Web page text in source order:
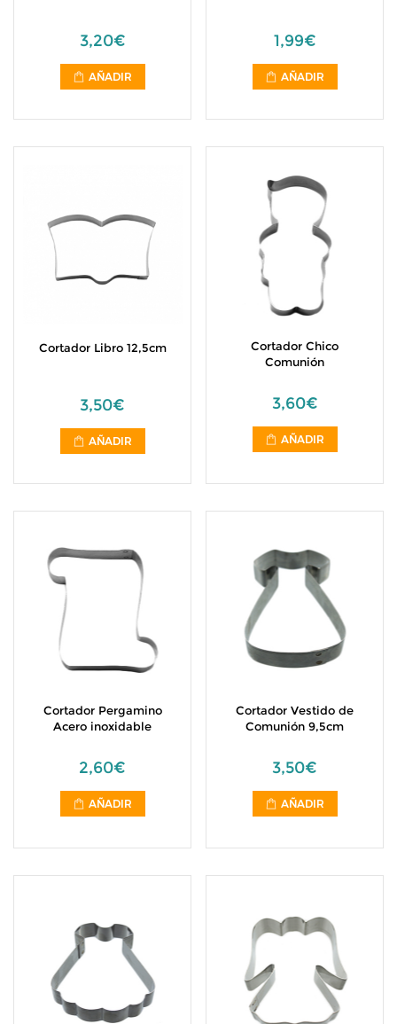
3,20€
AÑADIR
1,99€
AÑADIR
Cortador Libro 12,5cm
3,50€
AÑADIR
Cortador Chico
Comunión
3,60€
AÑADIR
Cortador Pergamino
Acero inoxidable
2,60€
AÑADIR
Cortador Vestido de
Comunión 9,5cm
3,50€
AÑADIR